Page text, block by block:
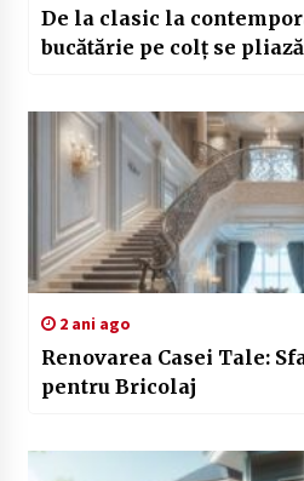
De la clasic la
bucătărie pe colț se
2 ani ago
Renovarea Casei Tale:
pentru Bricolaj